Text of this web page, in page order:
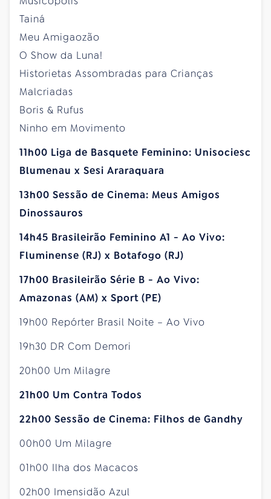
Tainá
Meu Amigaozão
O Show da Luna!
Historietas Assombradas para Crianças
Malcriadas
Boris & Rufus
Ninho em Movimento
11h00 Liga de Basquete Feminino: Unisociesc
Blumenau x Sesi Araraquara
13h00 Sessão de Cinema: Meus Amigos
Dinossauros
14h45 Brasileirão Feminino A1 - Ao Vivo:
Fluminense (RJ) x Botafogo (RJ)
17h00 Brasileirão Série B - Ao Vivo:
Amazonas (AM) x Sport (PE)
19h00 Repórter Brasil Noite – Ao Vivo
19h30 DR Com Demori
20h00 Um Milagre
21h00 Um Contra Todos
22h00 Sessão de Cinema: Filhos de Gandhy
00h00 Um Milagre
01h00 Ilha dos Macacos
02h00 Imensidão Azul